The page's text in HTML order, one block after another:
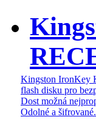
Kingston IronKey
flash disku pro
Dost možná
Odolné a